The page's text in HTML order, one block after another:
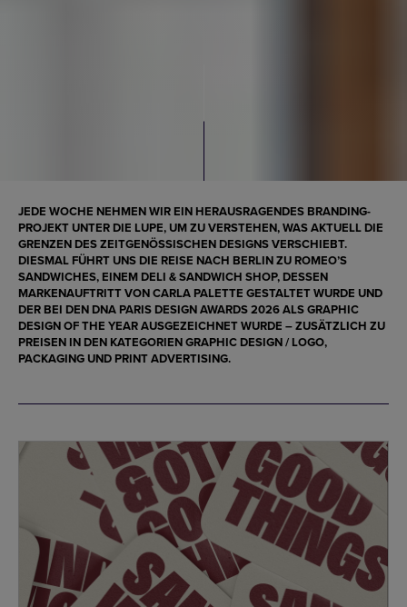
JEDE WOCHE NEHMEN WIR EIN HERAUSRAGENDES BRANDING-
PROJEKT UNTER DIE LUPE, UM ZU VERSTEHEN, WAS AKTUELL DIE
GRENZEN DES ZEITGENÖSSISCHEN DESIGNS VERSCHIEBT.
DIESMAL FÜHRT UNS DIE REISE NACH BERLIN ZU ROMEO’S
SANDWICHES, EINEM DELI & SANDWICH SHOP, DESSEN
MARKENAUFTRITT VONCARLA PALETTE GESTALTET WURDE UND
DER BEI DEN DNA PARIS DESIGN AWARDS 2026ALSGRAPHIC
DESIGN OF THE YEARAUSGEZEICHNET WURDE – ZUSÄTZLICH ZU
PREISEN IN DEN KATEGORIENGRAPHIC DESIGN / LOGO,
PACKAGING UND PRINT ADVERTISING.